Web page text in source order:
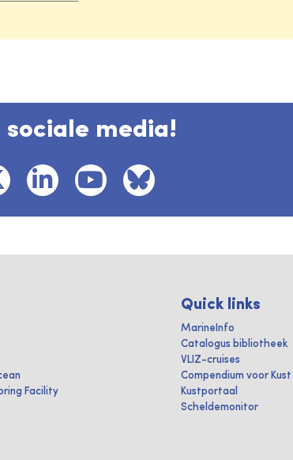
sociale media!
Facility
Quick links
MarineInfo
Catalogus bibliotheek
VLIZ-cruises
Compendium voor
Kustportaal
Scheldemonitor